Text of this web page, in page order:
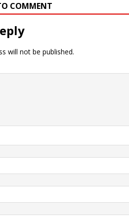
COMMENT
will not be published.